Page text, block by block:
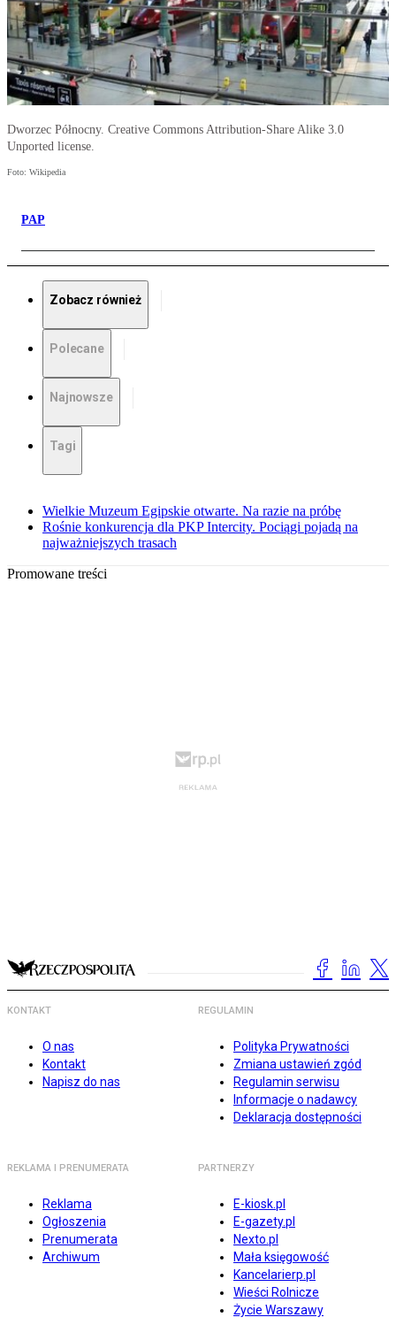
Dworzec Północny. Creative Commons Attribution-Share Alike 3.0
Unported license.
Foto: Wikipedia
PAP
Zobacz również
Polecane
Najnowsze
Tagi
Wielkie Muzeum Egipskie otwarte. Na razie na próbę
Rośnie konkurencja dla PKP Intercity. Pociągi pojadą na
najważniejszych trasach
Promowane treści
KONTAKT
O nas
Kontakt
Napisz do nas
REGULAMIN
Polityka Prywatności
Zmiana ustawień zgód
Regulamin serwisu
Informacje o nadawcy
Deklaracja dostępności
REKLAMA I PRENUMERATA
Reklama
Ogłoszenia
Prenumerata
Archiwum
PARTNERZY
E-kiosk.pl
E-gazety.pl
Nexto.pl
Mała księgowość
Kancelarierp.pl
Wieści Rolnicze
Życie Warszawy